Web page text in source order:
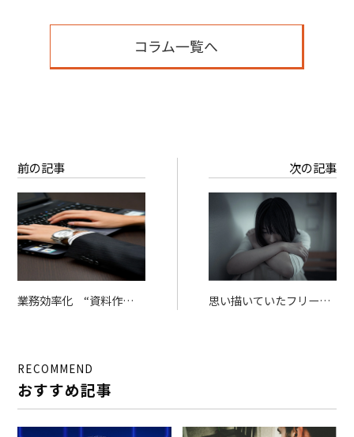
コラム一覧へ
前の記事
業務効率化 “資料作成代
次の記事
思い描いていたフリーラ
RECOMMEND
おすすめ記事